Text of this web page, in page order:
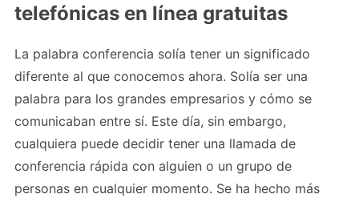
telefónicas en línea gratuitas
La palabra conferencia solía tener un significado
diferente al que conocemos ahora. Solía ​​ser una
palabra para los grandes empresarios y cómo se
comunicaban entre sí. Este día, sin embargo,
cualquiera puede decidir tener una llamada de
conferencia rápida con alguien o un grupo de
personas en cualquier momento. Se ha hecho más